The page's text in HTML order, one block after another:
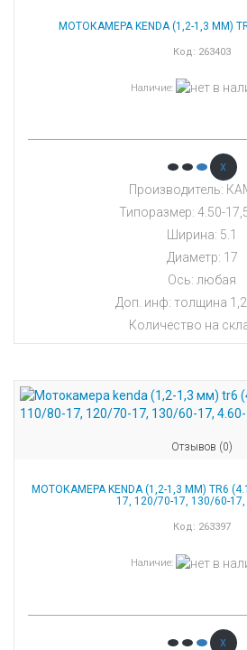
МОТОКАМЕРА KENDA (1,2-1,3 ММ)
Код: 263403
Наличие:
x
Производитель:
Типоразмер: 4.50-
Ширина: 5.1
Диаметр: 17
Ось: любая
Доп. инф: толщина
Количество на
Отзывов (0)
МОТОКАМЕРА KENDA (1,2-1,3 ММ) TR6
17, 120/70-17, 130/60-17,
Код: 263397
Наличие:
x